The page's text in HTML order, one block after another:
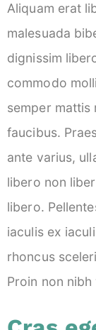
Aliquam erat
malesuada
dignissim
commodo
semper mattis
faucibus.
ante varius,
libero non
libero.
iaculis ex
rhoncus
Proin non nibh